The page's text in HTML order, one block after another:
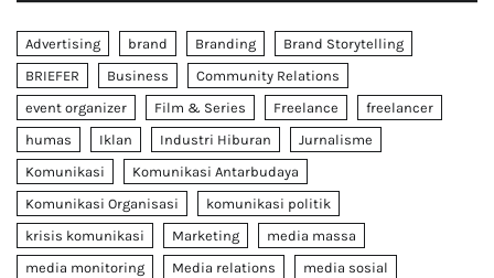
Advertising brand Branding
Brand Storytelling
BRIEFER
Business
Community Relations
event organizer
Film & Series Freelance
freelancer
humas
Iklan Industri Hiburan
Jurnalisme
Komunikasi
Komunikasi Antarbudaya
Komunikasi Organisasi
komunikasi politik
krisis komunikasi
Marketing
media massa
media monitoring
Media relations
media sosial